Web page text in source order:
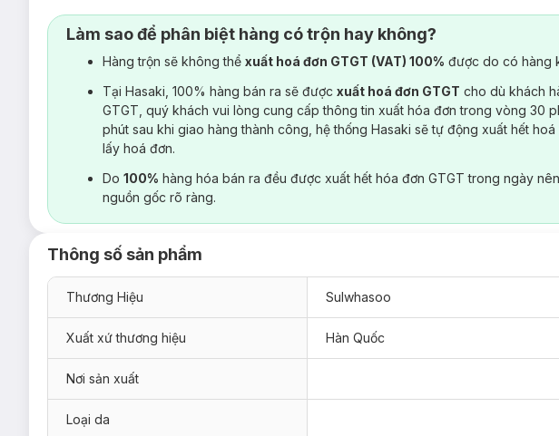
Làm sao để phân biệt hàng có trộn hay không?
Hàng trộn sẽ không thể xuất hoá đơn GTGT (VAT) 100% được do có hàng
Tại Hasaki, 100% hàng bán ra sẽ được xuất hoá đơn GTGT cho dù khách
GTGT, quý khách vui lòng cung cấp thông tin xuất hóa đơn trong vòng 30
phút sau khi giao hàng thành công, hệ thống Hasaki sẽ tự động xuất hết
lấy hoá đơn.
Do 100% hàng hóa bán ra đều được xuất hết hóa đơn GTGT trong ngày
nguồn gốc rõ ràng.
Thông số sản phẩm
Thương Hiệu Sulwhasoo
Xuất xứ thương hiệu Hàn Quốc
Nơi sản xuất
Loại da